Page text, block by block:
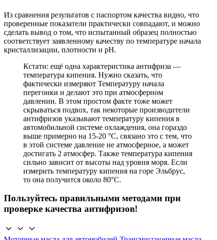
Из сравнения результатов с паспортом качества видно, что
проверенные показатели практически совпадают, и можно
сделать вывод о том, что испытанный образец полностью
соответствует заявленному качеству по температуре начала
кристаллизации, плотности и pH.
Кстати: ещё одна характеристика антифриза —
температура кипения. Нужно сказать, что
фактически измеряют Температуру начала
перегонки и делают это при атмосферном
давлении. В этом простом факте тоже может
скрываться подвох, так некоторые производители
антифризов указывают температуру кипения в
автомобильной системе охлаждения, она гораздо
выше примерно на 15-20 °С, связано это с тем, что
в этой системе давление не атмосферное, а может
достигать 2 атмосфер. Также температура кипения
сильно зависит от высоты над уровня моря. Если
измерить температуру кипения на горе Эльбрус,
то она получится около 80°С.
Пользуйтесь правильными методами при
проверке качества антифризов!